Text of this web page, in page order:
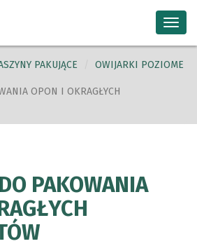
PAKUJĄCE
OWIJARKI POZIOME
OPON I OKRAGŁYCH
PAKOWANIA